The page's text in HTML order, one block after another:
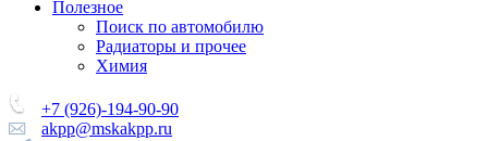
Полезное
Поиск по автомобилю
Радиаторы и прочее
Химия
+7 (926)-194-90-90
akpp@mskakpp.ru